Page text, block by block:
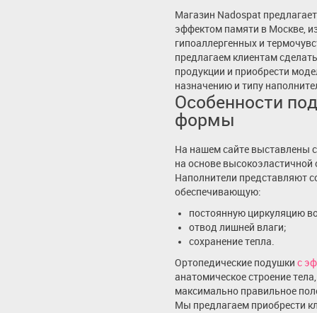
Магазин Nadospat
эффектом памяти в Москве,
гипоаллергенных и
предлагаем клиентам
продукции и приобрести
назначению и типу
Особенности
формы
На нашем сайте выставлены
на основе
Наполнители представляют
обеспечивающую:
постоянную циркуляцию
отвод лишней влаги;
сохранение тепла.
Ортопедические подушки с
анатомическое строение
максимально правильное
Мы предлагаем приобрести